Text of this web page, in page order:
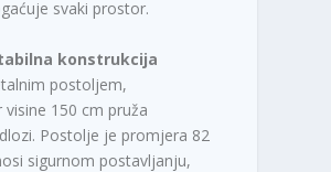
svaki prostor.
konstrukcija
postoljem,
150 cm pruža
Postolje je promjera 82
sigurnom postavljanju,